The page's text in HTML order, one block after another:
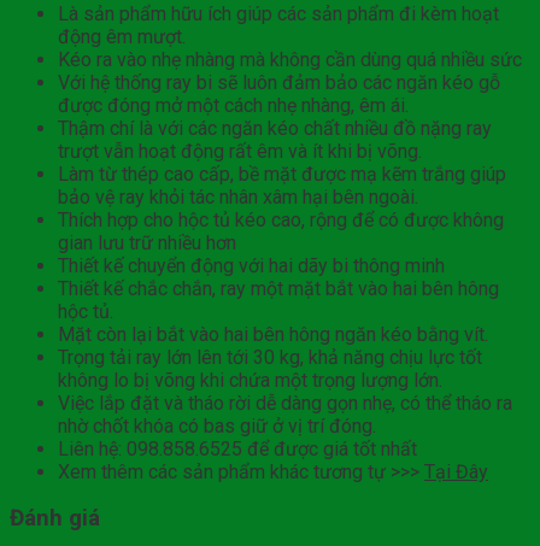
Là sản phẩm hữu ích giúp các sản phẩm đi kèm hoạt
động êm mượt.
Kéo ra vào nhẹ nhàng mà không cần dùng quá nhiều sức
Với hệ thống ray bi sẽ luôn đảm bảo các ngăn kéo gỗ
được đóng mở một cách nhẹ nhàng, êm ái.
Thậm chí là với các ngăn kéo chất nhiều đồ nặng ray
trượt vẫn hoạt động rất êm và ít khi bị võng.
Làm từ thép cao cấp, bề mặt được mạ kẽm trắng giúp
bảo vệ ray khỏi tác nhân xâm hại bên ngoài.
Thích hợp cho hộc tủ kéo cao, rộng để có được không
gian lưu trữ nhiều hơn
Thiết kế chuyển động với hai dãy bi thông minh
Thiết kế chắc chắn, ray một mặt bắt vào hai bên hông
hộc tủ.
Mặt còn lại bắt vào hai bên hông ngăn kéo bằng vít.
Trọng tải ray lớn lên tới 30 kg, khả năng chịu lực tốt
không lo bị võng khi chứa một trọng lượng lớn.
Việc lắp đặt và tháo rời dễ dàng gọn nhẹ, có thể tháo ra
nhờ chốt khóa có bas giữ ở vị trí đóng.
Liên hệ: 098.858.6525 để được giá tốt nhất
Xem thêm các sản phẩm khác tương tự >>> Tại Đây
Đánh giá